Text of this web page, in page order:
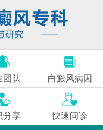
团队 白癜风病因
分享 快速问诊